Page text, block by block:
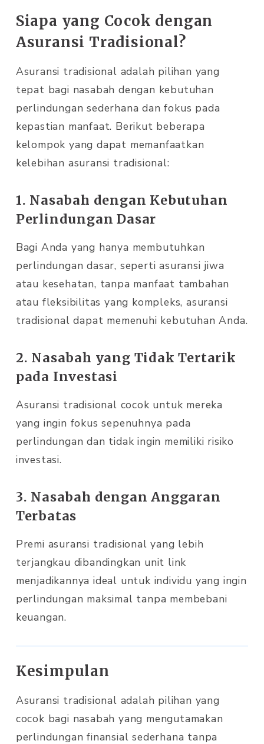
Siapa yang Cocok dengan
Asuransi Tradisional?
Asuransi tradisional adalah pilihan yang
tepat bagi nasabah dengan kebutuhan
perlindungan sederhana dan fokus pada
kepastian manfaat. Berikut beberapa
kelompok yang dapat memanfaatkan
kelebihan asuransi tradisional:
1. Nasabah dengan Kebutuhan
Perlindungan Dasar
Bagi Anda yang hanya membutuhkan
perlindungan dasar, seperti asuransi jiwa
atau kesehatan, tanpa manfaat tambahan
atau fleksibilitas yang kompleks, asuransi
tradisional dapat memenuhi kebutuhan Anda.
2. Nasabah yang Tidak Tertarik
pada Investasi
Asuransi tradisional cocok untuk mereka
yang ingin fokus sepenuhnya pada
perlindungan dan tidak ingin memiliki risiko
investasi.
3. Nasabah dengan Anggaran
Terbatas
Premi asuransi tradisional yang lebih
terjangkau dibandingkan unit link
menjadikannya ideal untuk individu yang ingin
perlindungan maksimal tanpa membebani
keuangan.
Kesimpulan
Asuransi tradisional adalah pilihan yang
cocok bagi nasabah yang mengutamakan
perlindungan finansial sederhana tanpa